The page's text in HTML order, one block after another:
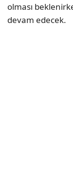
olması
devam edecek.